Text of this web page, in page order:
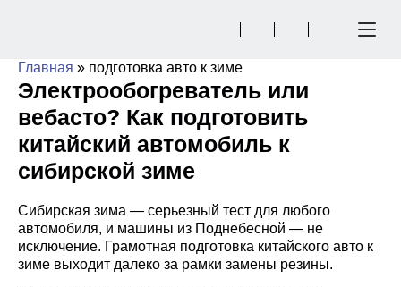
Главная » подготовка авто к зиме
Электрообогреватель или
вебасто? Как подготовить
китайский автомобиль к
сибирской зиме
Сибирская зима — серьезный тест для любого
автомобиля, и машины из Поднебесной — не
исключение. Грамотная подготовка китайского авто к
зиме выходит далеко за рамки замены резины.